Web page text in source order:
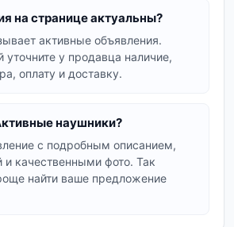
защищенным от резких и
шумов, таких как выстрелы
механизмы.
использования
шума до безопасных
осведомленность:
слышать окружающие звуки,
на странице актуальны?
активные объявления.
уточните у продавца наличие,
оплату и доставку.
наушники?
с подробным описанием,
и качественными фото. Так
найти ваше предложение